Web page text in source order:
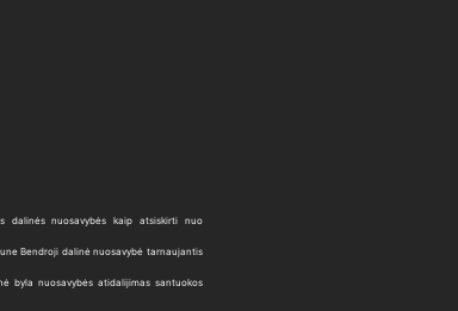
dalinės nuosavybės kaip atsiskirti nuo
Bendroji dalinė nuosavybė tarnaujantis
byla nuosavybės atidalijimas santuokos